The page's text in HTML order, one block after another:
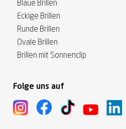
Blaue Brillen
Eckige Brillen
Runde Brillen
Ovale Brillen
Brillen mit Sonnenclip
Folge uns auf